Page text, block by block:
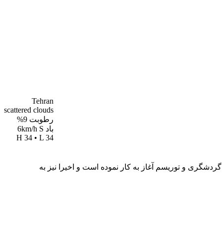
Tehran
scattered clouds
رطوبت 9%
باد 6km/h S
H 34 • L 34
متمرکز در حوزه اخبار مرتبط با صنعت گردشگری و توریسم آغاز به کار نموده است و اخیرا نیز به